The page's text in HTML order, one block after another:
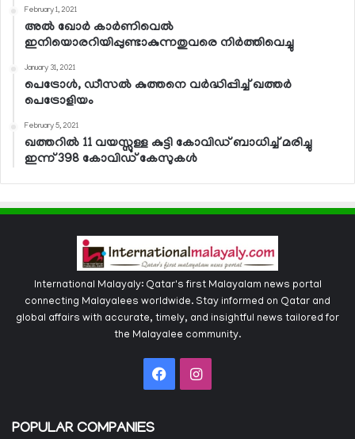
February 1, 2021
അല്‍ ഖോര്‍ കാര്‍ണിവെല്‍
ഇനിയൊരറിയിപ്പുണ്ടാകുന്നതുവരെ നിര്‍ത്തിവെച്ചു
January 31, 2021
പെട്രോള്‍, ഡീസല്‍ കുത്തനെ വര്‍ദ്ധിപ്പിച്ച് ഖത്തര്‍
പെട്രോളിയം
February 5, 2021
ഖത്തറില്‍ 11 വയസ്സുള്ള കുട്ടി കോവിഡ് ബാധിച്ച് മരിച്ചു
ഇന്ന് 398 കോവിഡ് കേസുകള്‍
International Malayaly: Qatar's first Malayalam news portal
connecting Malayalees worldwide. Stay informed on Qatar and
global affairs with accurate, timely, and insightful news tailored for
the Malayalee community.
FacebookInstagram
POPULAR COMPANIES